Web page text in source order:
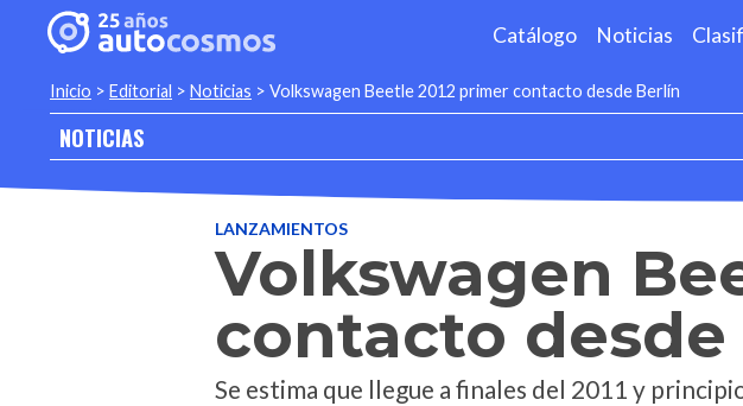
Catálogo Noticias
Inicio > Editorial > Noticias > Volkswagen Beetle 2012 primer contacto desde Berlín
NOTICIAS
LANZAMIENTOS
Volkswagen
contacto desde
Se estima que llegue a finales del 2011 y